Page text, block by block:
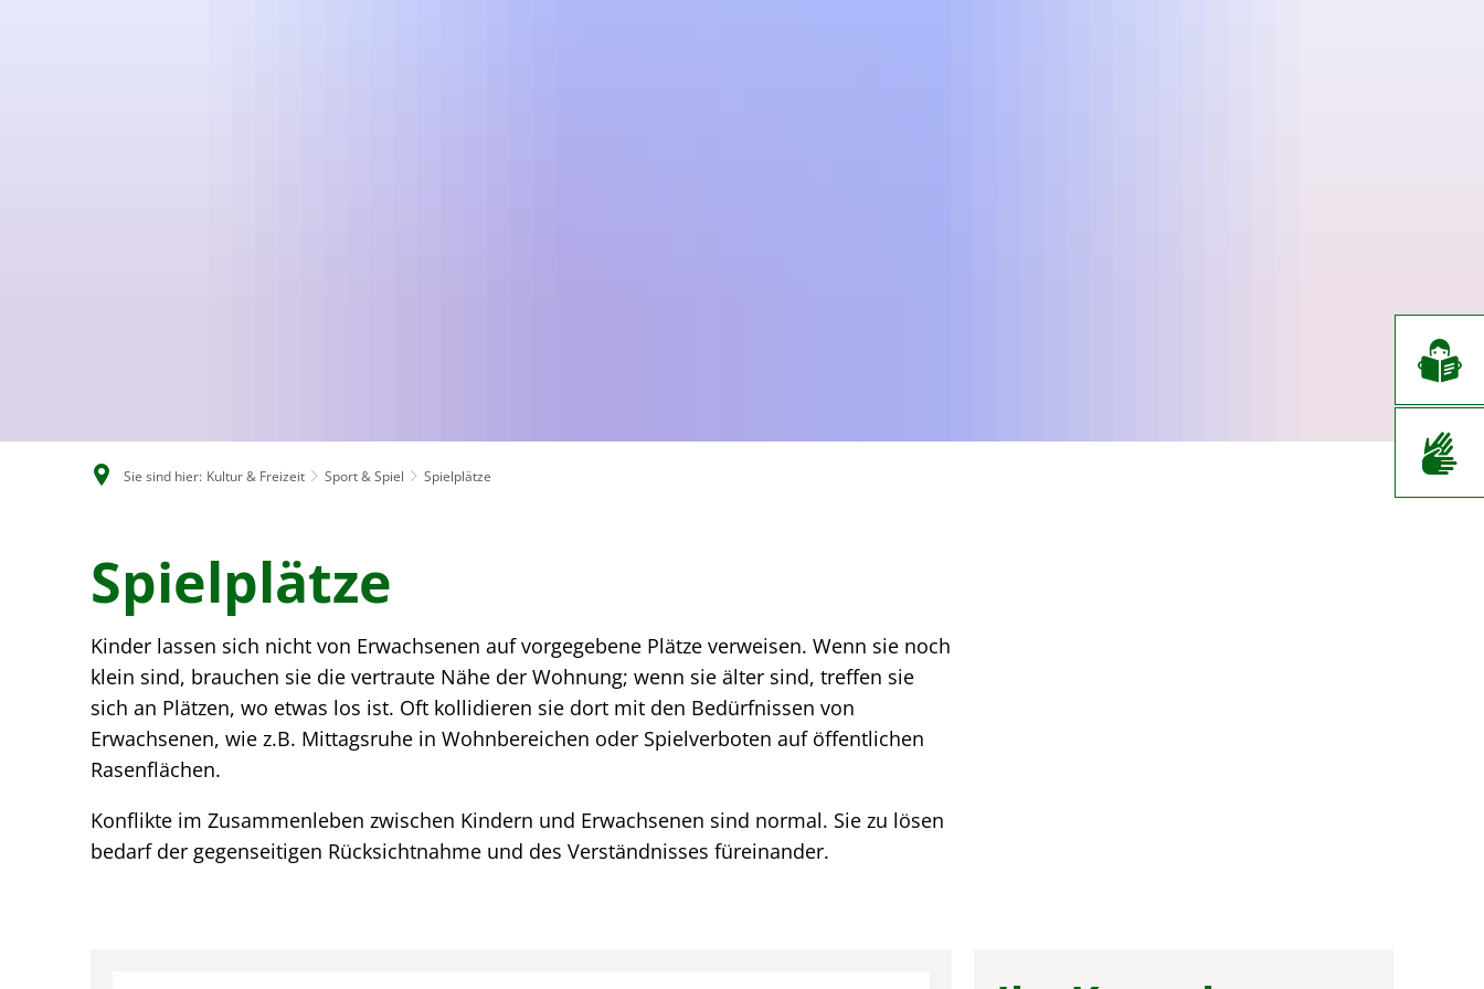
CS
Sie sind hier: Kultur & Freizeit Sport & Spiel Spielplätze
Spielplätze
Kinder lassen sich nicht von Erwachsenen auf vorgegebene Plätze verweisen. Wenn sie noch
klein sind, brauchen sie die vertraute Nähe der Wohnung; wenn sie älter sind, treffen sie
sich an Plätzen, wo etwas los ist. Oft kollidieren sie dort mit den Bedürfnissen von
Erwachsenen, wie z.B. Mittagsruhe in Wohnbereichen oder Spielverboten auf öffentlichen
Rasenflächen.
Konflikte im Zusammenleben zwischen Kindern und Erwachsenen sind normal. Sie zu lösen
bedarf der gegenseitigen Rücksichtnahme und des Verständnisses füreinander.